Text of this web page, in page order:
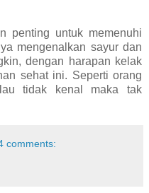
penting untuk memenuhi
mengenalkan sayur dan
dengan harapan kelak
sehat ini. Seperti orang
tidak kenal maka tak
comments: